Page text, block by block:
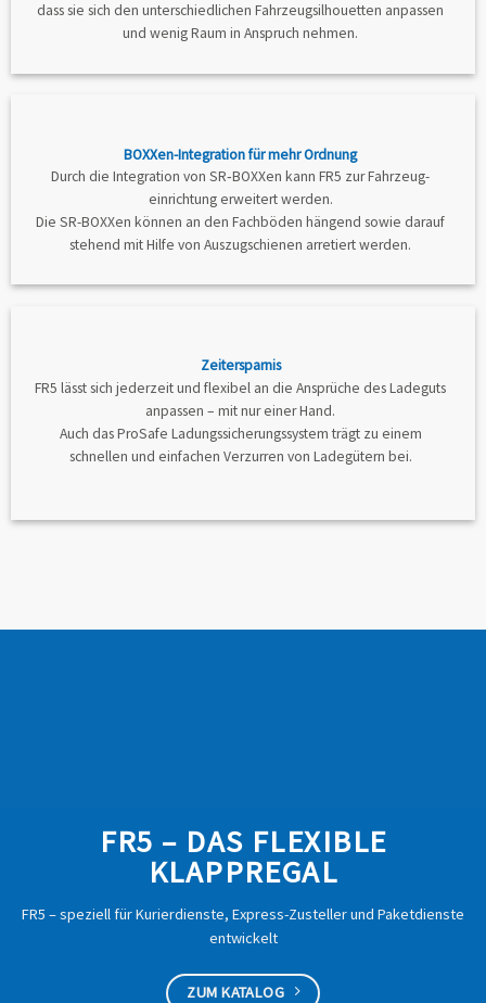
dass sie sich den unterschied­lichen Fahrzeugsilhouetten anpas­sen
und wenig Raum in Anspruch nehmen.
BOXXen-Integration für mehr Ordnung
Durch die Integration von SR‐BOXXen kann FR5 zur Fahr­zeug­
einrichtung erweitert werden.
Die SR-BOXXen kön­nen an den Fachböden hängend sowie darauf
stehend mit Hilfe von Auszug­schienen arretiert werden.
Zeitersparnis
FR5 lässt sich jederzeit und flexi­bel an die Ansprüche des Lade­guts
anpassen – mit nur einer Hand.
Auch das ProSafe Ladungs­sicherungssystem trägt zu einem
schnellen und einfachen Verzurren von Ladegütern bei.
FR5 – DAS FLEXIBLE
KLAPPREGAL
FR5 – speziell für Kurierdienste, Express-Zusteller und Paket­dienste
entwickelt
ZUM KATALOG